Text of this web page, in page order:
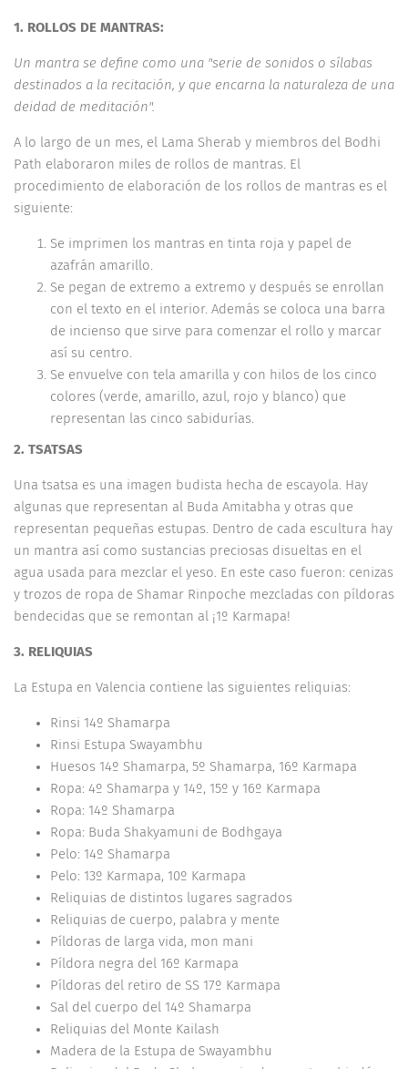
1. ROLLOS DE MANTRAS:
Un mantra se define como una "serie de sonidos o sílabas
destinados a la recitación, y que encarna la naturaleza de una
deidad de meditación".
A lo largo de un mes, el Lama Sherab y miembros del Bodhi
Path elaboraron miles de rollos de mantras. El
procedimiento de elaboración de los rollos de mantras es el
siguiente:
Se imprimen los mantras en tinta roja y papel de
azafrán amarillo.
Se pegan de extremo a extremo y después se enrollan
con el texto en el interior. Además se coloca una barra
de incienso que sirve para comenzar el rollo y marcar
así su centro.
Se envuelve con tela amarilla y con hilos de los cinco
colores (verde, amarillo, azul, rojo y blanco) que
representan las cinco sabidurías.
2. TSATSAS
Una tsatsa es una imagen budista hecha de escayola. Hay
algunas que representan al Buda Amitabha y otras que
representan pequeñas estupas. Dentro de cada escultura hay
un mantra así como sustancias preciosas disueltas en el
agua usada para mezclar el yeso. En este caso fueron: cenizas
y trozos de ropa de Shamar Rinpoche mezcladas con píldoras
bendecidas que se remontan al ¡1º Karmapa!
3. RELIQUIAS
La Estupa en Valencia contiene las siguientes reliquias:
Rinsi 14º Shamarpa
Rinsi Estupa Swayambhu
Huesos 14º Shamarpa, 5º Shamarpa, 16º Karmapa
Ropa: 4º Shamarpa y 14º, 15º y 16º Karmapa
Ropa: 14º Shamarpa
Ropa: Buda Shakyamuni de Bodhgaya
Pelo: 14º Shamarpa
Pelo: 13º Karmapa, 10º Karmapa
Reliquias de distintos lugares sagrados
Reliquias de cuerpo, palabra y mente
Píldoras de larga vida, mon mani
Píldora negra del 16º Karmapa
Píldoras del retiro de SS 17º Karmapa
Sal del cuerpo del 14º Shamarpa
Reliquias del Monte Kailash
Madera de la Estupa de Swayambhu